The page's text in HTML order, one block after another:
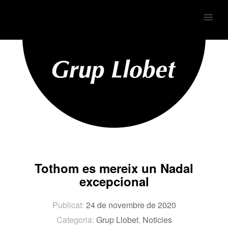
MENU
Tothom es mereix un Nadal
excepcional
Publicat: 24 de novembre de 2020
Categoria: Grup Llobet, Noticies